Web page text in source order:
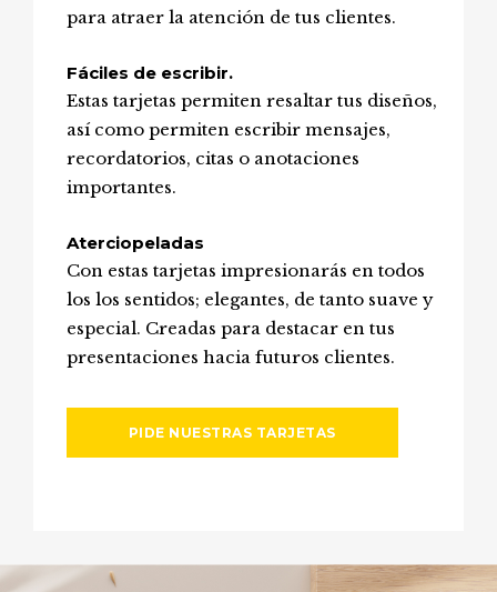
para atraer la atención de tus clientes.
Fáciles de escribir.
Estas tarjetas permiten resaltar tus diseños,
así como permiten escribir mensajes,
recordatorios, citas o anotaciones
importantes.
Aterciopeladas
Con estas tarjetas impresionarás en todos
los los sentidos; elegantes, de tanto suave y
especial. Creadas para destacar en tus
presentaciones hacia futuros clientes.
PIDE NUESTRAS TARJETAS